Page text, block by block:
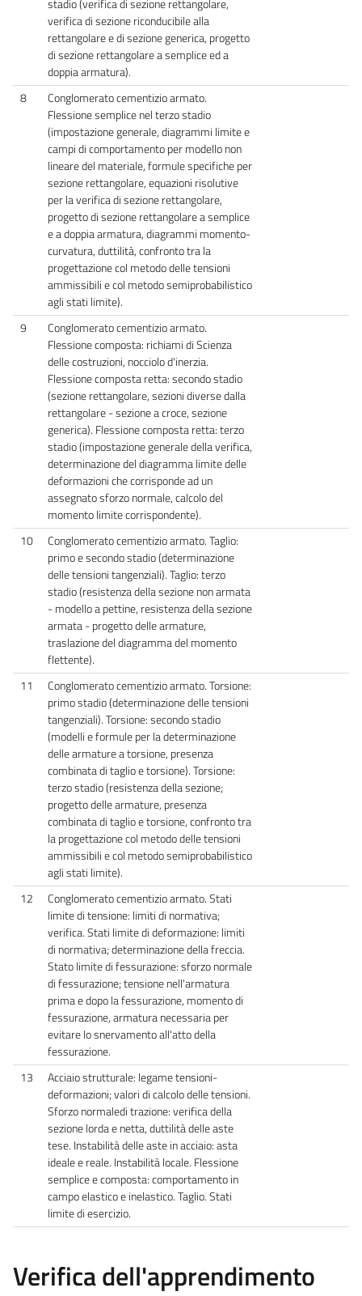
stadio (verifica di sezione rettangolare,
verifica di sezione riconducibile alla
rettangolare e di sezione generica, progetto
di sezione rettangolare a semplice ed a
doppia armatura).
8
Conglomerato cementizio armato.
Flessione semplice nel terzo stadio
(impostazione generale, diagrammi limite e
campi di comportamento per modello non
lineare del materiale, formule specifiche per
sezione rettangolare, equazioni risolutive
per la verifica di sezione rettangolare,
progetto di sezione rettangolare a semplice
e a doppia armatura, diagrammi momento-
curvatura, duttilità, confronto tra la
progettazione col metodo delle tensioni
ammissibili e col metodo semiprobabilistico
agli stati limite).
9
Conglomerato cementizio armato.
Flessione composta: richiami di Scienza
delle costruzioni, nocciolo d'inerzia.
Flessione composta retta: secondo stadio
(sezione rettangolare, sezioni diverse dalla
rettangolare - sezione a croce, sezione
generica). Flessione composta retta: terzo
stadio (impostazione generale della verifica,
determinazione del diagramma limite delle
deformazioni che corrisponde ad un
assegnato sforzo normale, calcolo del
momento limite corrispondente).
10
Conglomerato cementizio armato. Taglio:
primo e secondo stadio (determinazione
delle tensioni tangenziali). Taglio: terzo
stadio (resistenza della sezione non armata
- modello a pettine, resistenza della sezione
armata - progetto delle armature,
traslazione del diagramma del momento
flettente).
11
Conglomerato cementizio armato. Torsione:
primo stadio (determinazione delle tensioni
tangenziali). Torsione: secondo stadio
(modelli e formule per la determinazione
delle armature a torsione, presenza
combinata di taglio e torsione). Torsione:
terzo stadio (resistenza della sezione;
progetto delle armature, presenza
combinata di taglio e torsione, confronto tra
la progettazione col metodo delle tensioni
ammissibili e col metodo semiprobabilistico
agli stati limite).
12
Conglomerato cementizio armato. Stati
limite di tensione: limiti di normativa;
verifica. Stati limite di deformazione: limiti
di normativa; determinazione della freccia.
Stato limite di fessurazione: sforzo normale
di fessurazione; tensione nell'armatura
prima e dopo la fessurazione, momento di
fessurazione, armatura necessaria per
evitare lo snervamento all'atto della
fessurazione.
13
Acciaio strutturale: legame tensioni-
deformazioni; valori di calcolo delle tensioni.
Sforzo normaledi trazione: verifica della
sezione lorda e netta, duttilità delle aste
tese. Instabilità delle aste in acciaio: asta
ideale e reale. Instabilità locale. Flessione
semplice e composta: comportamento in
campo elastico e inelastico. Taglio. Stati
limite di esercizio.
Verifica dell'apprendimento